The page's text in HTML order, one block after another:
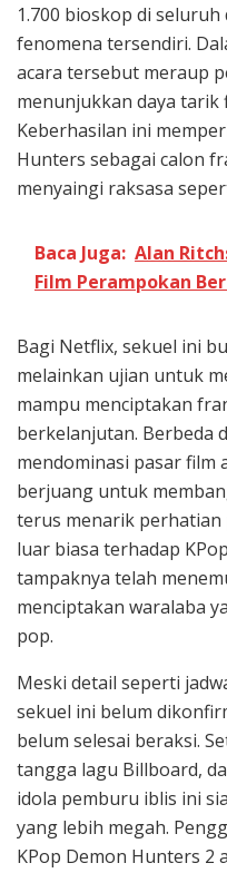
1.700 bioskop di
fenomena tersendiri.
acara tersebut meraup
menunjukkan daya tarik
Keberhasilan ini
Hunters sebagai calon
menyaingi raksasa
Baca Juga: Alan
Film Perampokan
Bagi Netflix, sekuel ini
melainkan ujian untuk
mampu menciptakan
berkelanjutan. Berbeda
mendominasi pasar film
berjuang untuk
terus menarik
luar biasa terhadap
tampaknya telah
menciptakan waralaba
pop.
Meski detail seperti
sekuel ini belum
belum selesai beraksi.
tangga lagu Billboard,
idola pemburu iblis ini
yang lebih megah.
KPop Demon Hunters 2